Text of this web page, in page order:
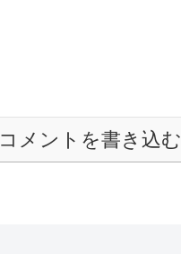
コメントを書き込む